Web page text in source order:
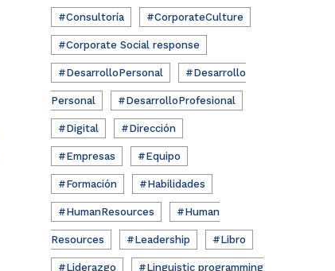
#Consultoría #CorporateCulture
#Corporate Social response
#DesarrolloPersonal #Desarrollo
Personal #DesarrolloProfesional
#Digital #Dirección
#Empresas #Equipo
#Formación #Habilidades
#HumanResources #Human
Resources #Leadership #Libro
#Liderazgo #Linguistic programming